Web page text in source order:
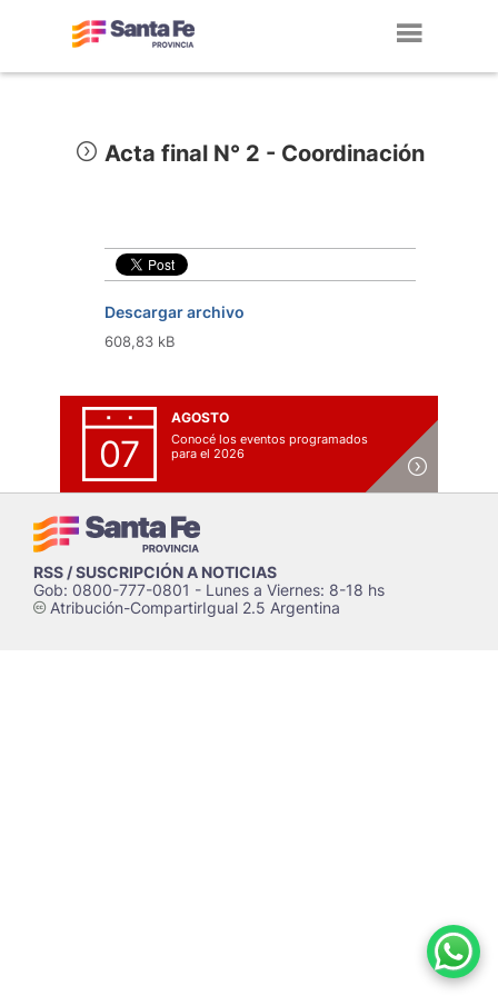
Acta final N° 2 - Coordinación
Descargar archivo
608,83 kB
07
AGOSTO
Conocé los eventos programados
para el 2026
RSS / SUSCRIPCIÓN A NOTICIAS
Gob: 0800-777-0801 - Lunes a Viernes: 8-18 hs
cAtribución-CompartirIgual 2.5 Argentina